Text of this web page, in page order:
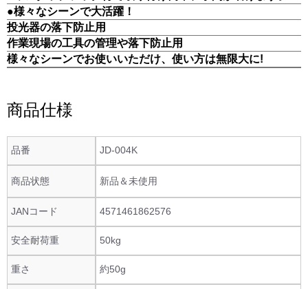
●様々なシーンで大活躍！
投光器の落下防止用
作業現場の工具の管理や落下防止用
様々なシーンでお使いいただけ、使い方は無限大に!
商品仕様
品番 JD-004K
商品状態 新品＆未使用
JANコード 4571461862576
安全耐荷重 50kg
重さ 約50g